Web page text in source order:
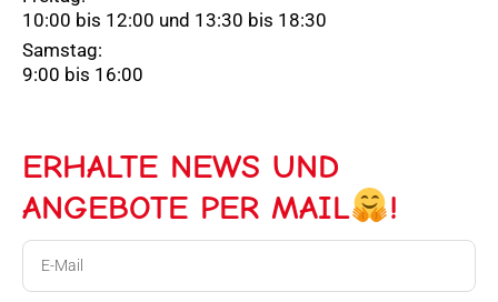
10:00 bis 12:00 und 13:30 bis 18:30
Samstag:
9:00 bis 16:00
ERHALTE NEWS UND
ANGEBOTE PER MAIL
!